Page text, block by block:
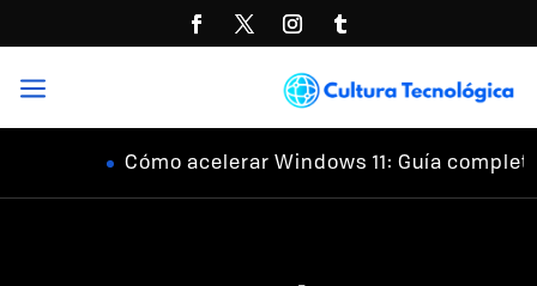
a
Cómo acelerar Windows 11: Guía completa